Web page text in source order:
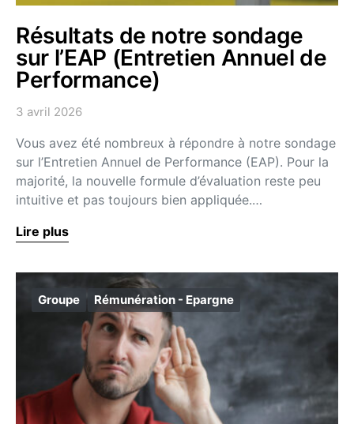
Résultats de notre sondage
sur l’EAP (Entretien Annuel de
Performance)
3 avril 2026
Vous avez été nombreux à répondre à notre sondage
sur l’Entretien Annuel de Performance (EAP). Pour la
majorité, la nouvelle formule d’évaluation reste peu
intuitive et pas toujours bien appliquée.…
Lire plus
Groupe Rémunération - Epargne